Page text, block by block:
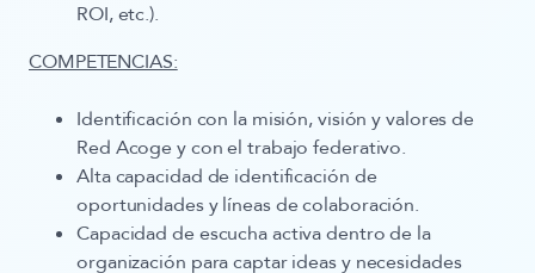
ROI, etc.).
COMPETENCIAS:
Identificación con la misión, visión y valores de
Red Acoge y con el trabajo federativo.
Alta capacidad de identificación de
oportunidades y líneas de colaboración.
Capacidad de escucha activa dentro de la
organización para captar ideas y necesidades